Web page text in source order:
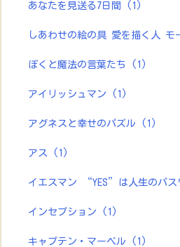
あなたを見送る7日間 (1)
しあわせの絵の具 愛を描く人 モ
ぼくと魔法の言葉たち (1)
アイリッシュマン (1)
アグネスと幸せのパズル (1)
アス (1)
イエスマン “YES”は人生のパス
インセプション (1)
キャプテン・マーベル (1)